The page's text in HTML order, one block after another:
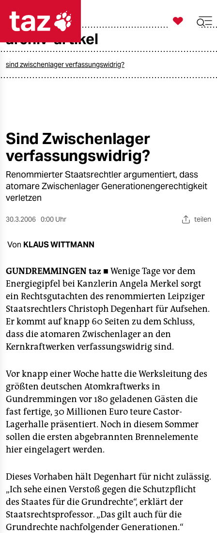
taz zahl ich
öko
gesellschaft
kultur
sport
berlin
nord
verlag
veranstaltungen
unterstützen
abo
genossenschaft
epaper login

taz zahl ich
archiv-artikel
sind zwischenlager verfassungswidrig?
Sind Zwischenlager
verfassungswidrig?
Renommierter Staatsrechtler argumentiert, dass
atomare Zwischenlager Generationengerechtigkeit
verletzen
30.3.2006 0:00 Uhr teilen
Von KLAUS WITTMANN
GUNDREMMINGEN taz ■ Wenige Tage vor dem
Energiegipfel bei Kanzlerin Angela Merkel sorgt
ein Rechtsgutachten des renommierten Leipziger
Staatsrechtlers Christoph Degenhart für Aufsehen.
Er kommt auf knapp 60 Seiten zu dem Schluss,
dass die atomaren Zwischenlager an den
Kernkraftwerken verfassungswidrig sind.
Vor knapp einer Woche hatte die Werksleitung des
größten deutschen Atomkraftwerks in
Gundremmingen vor 180 geladenen Gästen die
fast fertige, 30 Millionen Euro teure Castor-
Lagerhalle präsentiert. Noch in diesem Sommer
sollen die ersten abgebrannten Brennelemente
hier eingelagert werden.
Dieses Vorhaben hält Degenhart für nicht zulässig.
„Ich sehe einen Verstoß gegen die Schutzpflicht
des Staates für die Grundrechte“, erklärt der
Staatsrechtsprofessor. „Das gilt auch für die
Grundrechte nachfolgender Generationen.“